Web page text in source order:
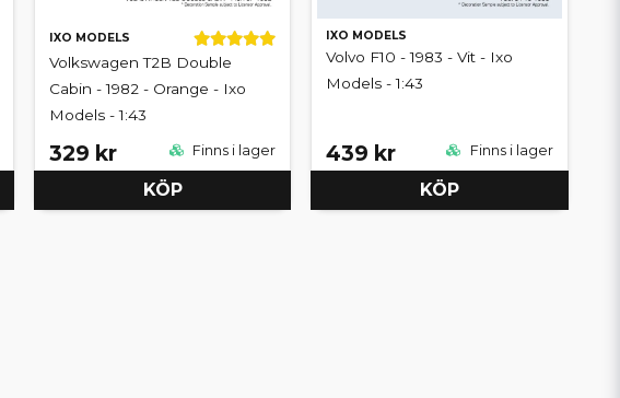
IXO MODELS
Volkswagen T2B Double
Cabin - 1982 - Orange - Ixo
Models - 1:43
329 kr Finns i lager
KÖP
IXO MODELS
Volvo F10 - 1983 - Vit - Ixo
Models - 1:43
439 kr Finns i lager
KÖP